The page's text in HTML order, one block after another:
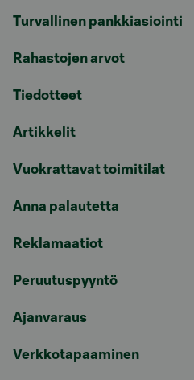
Turvallinen pankkiasiointi
Rahastojen arvot
Tiedotteet
Artikkelit
Vuokrattavat toimitilat
Anna palautetta
Reklamaatiot
Peruutuspyyntö
Ajanvaraus
Verkkotapaaminen